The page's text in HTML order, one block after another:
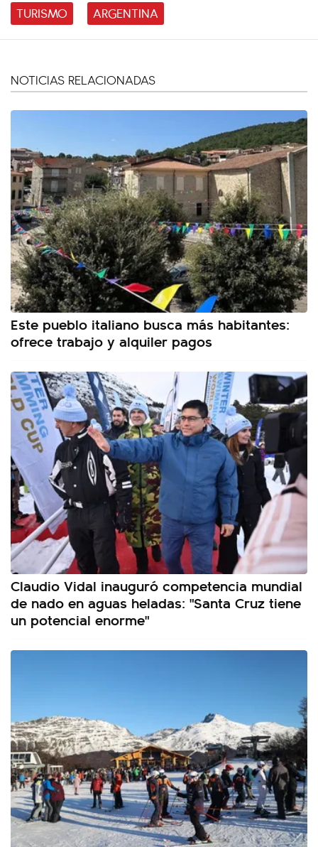
TURISMO
ARGENTINA
NOTICIAS RELACIONADAS
Este pueblo italiano busca más habitantes:
ofrece trabajo y alquiler pagos
Claudio Vidal inauguró competencia mundial
de nado en aguas heladas: "Santa Cruz tiene
un potencial enorme"